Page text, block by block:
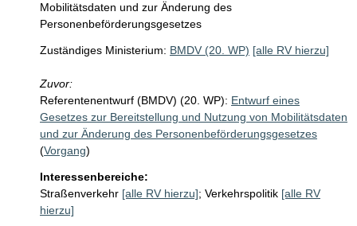
Mobilitätsdaten und zur Änderung des
Personenbeförderungsgesetzes
Zuständiges Ministerium: BMDV (20. WP) [alle RV hierzu]
Zuvor:
Referentenentwurf (BMDV) (20. WP): Entwurf eines
Gesetzes zur Bereitstellung und Nutzung von Mobilitätsdaten
und zur Änderung des Personenbeförderungsgesetzes
(Vorgang)
Interessenbereiche:
Straßenverkehr [alle RV hierzu]; Verkehrspolitik [alle RV
hierzu]